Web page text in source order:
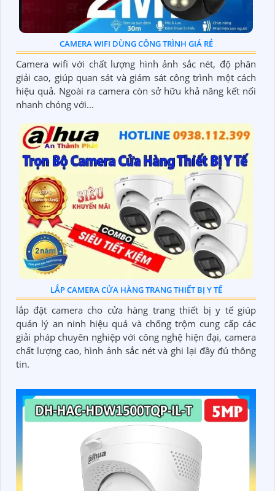
CAMERA WIFI DÙNG CÔNG TRÌNH GIÁ RẺ
Camera wifi với chất lượng hình ảnh sắc nét, độ phân
giải cao, giúp quan sát và giám sát công trình một cách
hiệu quả. Ngoài ra camera còn sở hữu khả năng kết nối
nhanh chóng với...
LẮP CAMERA CỬA HÀNG TRANG THIẾT BỊ Y TẾ
lắp đặt camera cho cửa hàng trang thiết bị y tế giúp
quản lý an ninh hiệu quả và chống trộm cung cấp các
giải pháp chuyên nghiệp với công nghệ hiện đại, camera
chất lượng cao, hình ảnh sắc nét và ghi lại đầy đủ thông
tin.